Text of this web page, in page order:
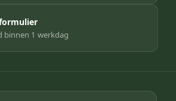
binnen 1 werkdag